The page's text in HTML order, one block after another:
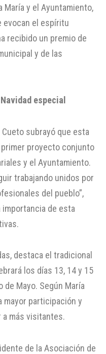
María y el Ayuntamiento,
evocan el espíritu
recibido un premio de
y de las
especial
subrayó que esta
proyecto conjunto
y el Ayuntamiento.
trabajando unidos por
del pueblo”,
importancia de esta
destaca el tradicional
los días 13, 14 y 15
de Mayo. Según María
mayor participación y
a más visitantes.
de la Asociación de